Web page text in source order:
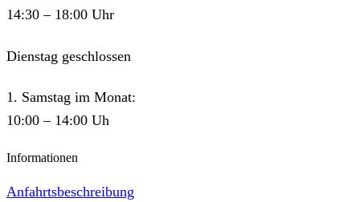
14:30 – 18:00 Uhr
Dienstag geschlossen
1. Samstag im Monat:
10:00 – 14:00 Uh
Informationen
Anfahrtsbeschreibung